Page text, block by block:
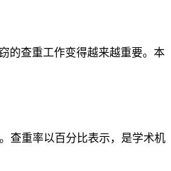
的查重工作变得越来越重要。本
查重率以百分比表示，是学术机